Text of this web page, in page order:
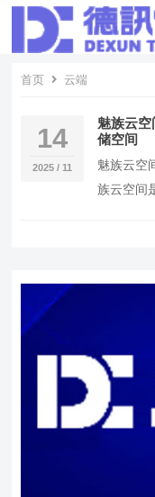
首页 云端
14
2025 / 11
魅族云
储空间
魅族云空
族云空间